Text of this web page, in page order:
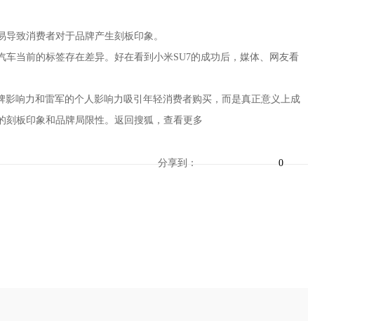
致消费者对于品牌产生刻板印象。
前的标签存在差异。好在看到小米SU7的成功后，媒体、网友看
力和雷军的个人影响力吸引年轻消费者购买，而是真正意义上成
板印象和品牌局限性。返回搜狐，查看更多
分享到： 0